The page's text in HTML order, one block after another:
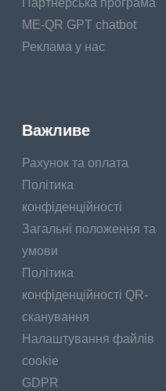
Партнерська програма
ME-QR GPT chatbot
Реклама у нас
Важливе
Рахунок та оплата
Політика
конфіденційності
Загальні положення та
умови
Політика
конфіденційності QR-
сканування
Налаштування файлів
cookie
GDPR